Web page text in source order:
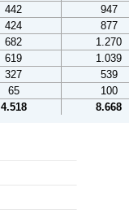
442
947
424
877
682
1.270
619
1.039
327
539
65
100
4.518 8.668